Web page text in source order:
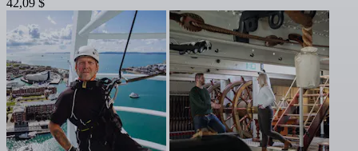
42,09 $